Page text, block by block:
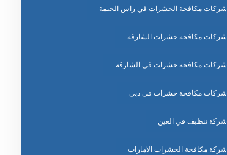
شركات مكافحة الحشرات في راس الخيمة
شركات مكافحة حشرات الشارقة
شركات مكافحة حشرات في الشارقة
شركات مكافحة حشرات في دبي
شركة تنظيف في العين
شركة مكافحة الحشرات الامارات